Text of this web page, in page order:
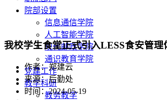
院部设置
信息通信学院
人工智能学院
现代邮政学院
通识教育学院
党建工作
教学科研
教务教学
我校学生食堂正式引入LESS食安管理
作者：郑建云
来源：后勤处
时间：2024-05-19